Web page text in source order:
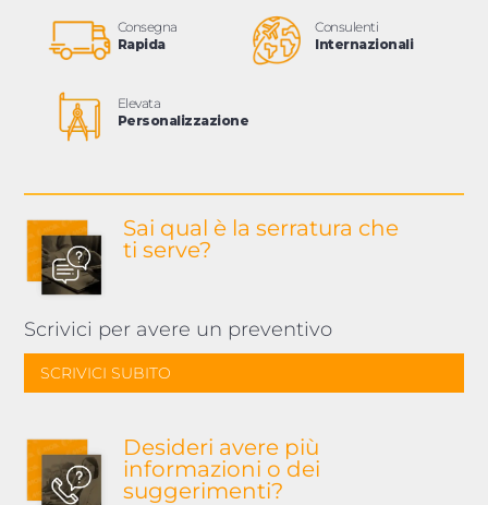
Consegna
Rapida
Consulenti
Internazionali
Elevata
Personalizzazione
Sai qual è la serratura che
ti serve?
Scrivici per avere un preventivo
SCRIVICI SUBITO
Desideri avere più
informazioni o dei
suggerimenti?